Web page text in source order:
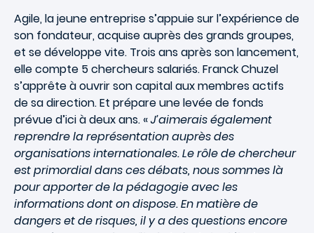
Agile, la jeune entreprise s’appuie sur l’expérience de
son fondateur, acquise auprès des grands groupes,
et se développe vite. Trois ans après son lancement,
elle compte 5 chercheurs salariés. Franck Chuzel
s’apprête à ouvrir son capital aux membres actifs
de sa direction. Et prépare une levée de fonds
prévue d’ici à deux ans. «J’aimerais également
reprendre la représentation auprès des
organisations internationales. Le rôle de chercheur
est primordial dans ces débats, nous sommes là
pour apporter de la pédagogie avec les
informations dont on dispose. En matière de
dangers et de risques, il y a des questions encore